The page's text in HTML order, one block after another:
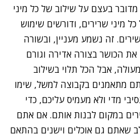
בעצם על שילוב של כל מיני
מיני שרירים, ודורשים שימוש
זה נשמע מעניין, ובשורה
הכושר בצורה אדירה וגורם
אבל הכל תלוי בשילוב
מתאמנים בקבוצה למשל, שימו
מדי ולא מעמיס עליכם, כדי
במקום לבנות אותם. אם אתם
שאתם גם אוכלים וישנים בהתאם